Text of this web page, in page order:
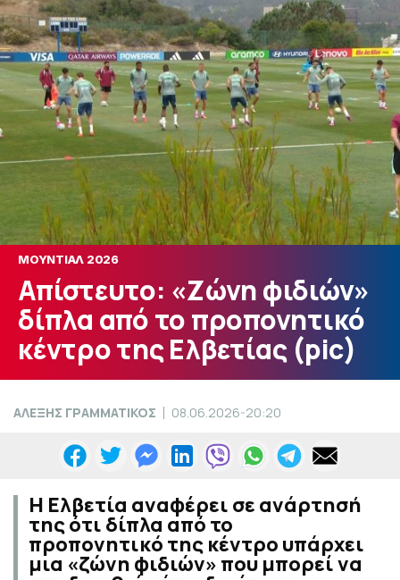
ΜΟΥΝΤΙΑΛ 2026
Απίστευτο: «Ζώνη φιδιών»
δίπλα από το προπονητικό
κέντρο της Ελβετίας (pic)
ΑΛΕΞΗΣ ΓΡΑΜΜΑΤΙΚΟΣ 08.06.2026-20:20
Η Ελβετία αναφέρει σε ανάρτησή
της ότι δίπλα από το
προπονητικό της κέντρο υπάρχει
μια «ζώνη φιδιών» που μπορεί να